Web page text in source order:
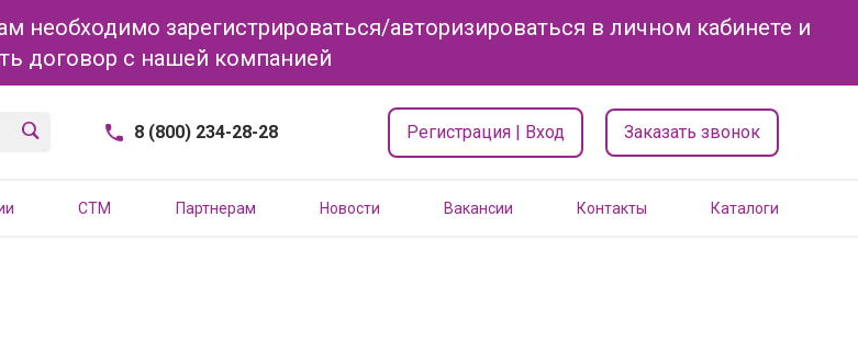
необходимо зарегистрироваться/авторизироваться в личном кабинете и
договор с нашей компанией
8 (800) 234-28-28 Регистрация | Вход Заказать звонок
CTM Партнерам Новости Вакансии Контакты Каталоги